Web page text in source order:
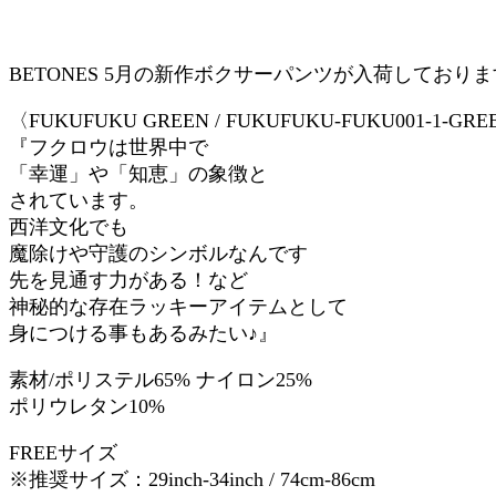
BETONES 5月の新作ボクサーパンツが入荷しておりま
〈FUKUFUKU GREEN / FUKUFUKU-FUKU001-1-
『フクロウは世界中で
「幸運」や「知恵」の象徴と
されています。
西洋文化でも
魔除けや守護のシンボルなんです
先を見通す力がある！など
神秘的な存在ラッキーアイテムとして
身につける事もあるみたい♪』
素材/ポリステル65% ナイロン25%
ポリウレタン10%
FREEサイズ
※推奨サイズ：29inch-34inch / 74cm-86cm